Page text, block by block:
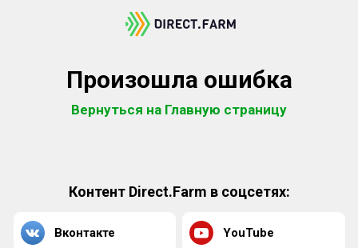
Произошла ошибка
Вернуться на Главную страницу
Контент Direct.Farm в соцсетях:
Вконтакте YouTube